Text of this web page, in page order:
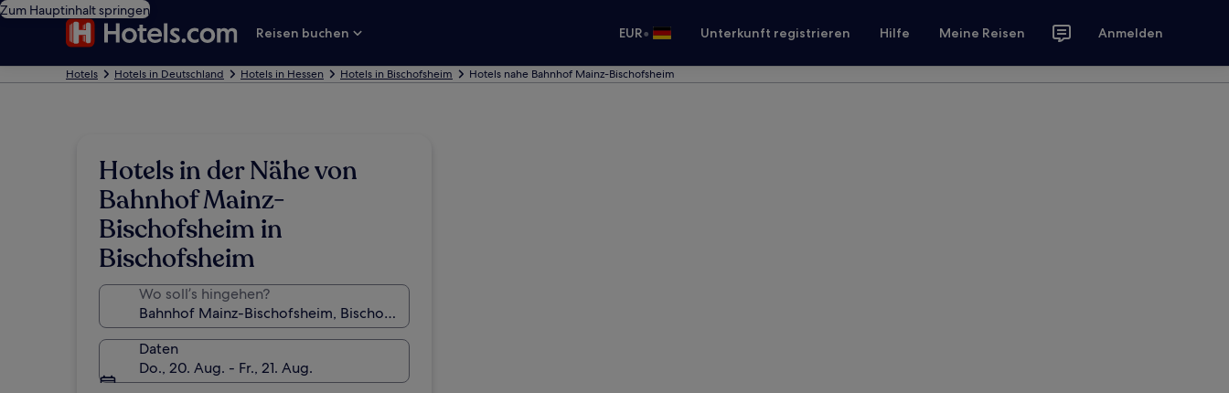
Zum Hauptinhalt springen
Reisen buchen
EUR• Unterkunft registrieren Hilfe Meine Reisen Anmelden
Hotels Hotels in Deutschland Hotels in Hessen Hotels in Bischofsheim Hotels nahe Bahnhof Mainz-Bischofsheim
Hotels in der Nähe von
Bahnhof Mainz-
Bischofsheim in
Bischofsheim
Wo soll’s hingehen?
Daten
Do., 20. Aug. - Fr., 21. Aug.